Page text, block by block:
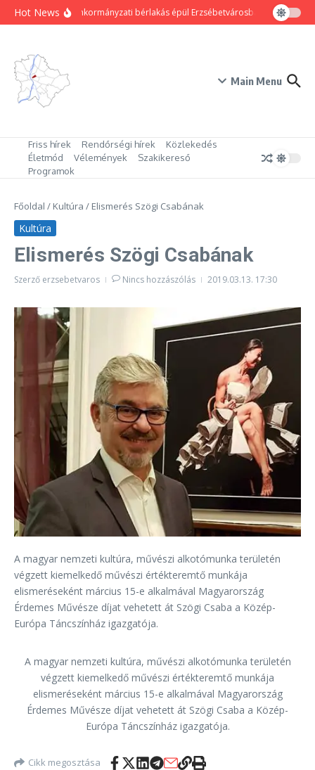
Ugrás a tartalomhoz
Hot News80 új önkormányzati bérlakás épül Erzsébetvárosban Hogyan
Main Menu
Friss hírek Rendőrségi hírek
Közlekedés
Életmód
Vélemények
Szakikereső
Programok
Főoldal / Kultúra / Elismerés Szögi Csabának
Kultúra
Elismerés Szögi Csabának
Szerző erzsebetvaros Nincs hozzászólás 2019.03.13. 17:30
A magyar nemzeti kultúra, művészi alkotómunka területén
végzett kiemelkedő művészi értékteremtő munkája
elismeréseként március 15-e alkalmával Magyarország
Érdemes Művésze díjat vehetett át Szögi Csaba a Közép-
Európa Táncszínház igazgatója.
A magyar nemzeti kultúra, művészi alkotómunka területén
végzett kiemelkedő művészi értékteremtő munkája
elismeréseként március 15-e alkalmával Magyarország
Érdemes Művésze díjat vehetett át Szögi Csaba a Közép-
Európa Táncszínház igazgatója.
Cikk megosztása